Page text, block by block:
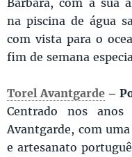
na piscina de água
com vista para o
fim de semana
Torel Avantgarde –
Centrado nos
Avantgarde, com
e artesanato